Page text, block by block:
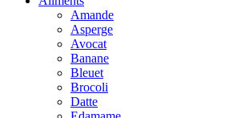
Amande
Asperge
Avocat
Banane
Bleuet
Brocoli
Datte